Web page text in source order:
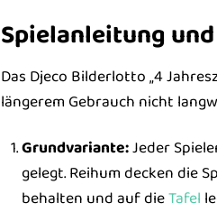
Spielanleitung
Das Djeco Bilderlotto „4
längerem Gebrauch nicht
Grundvariante:Jeder
gelegt. Reihum decken die
behalten und auf dieTafel